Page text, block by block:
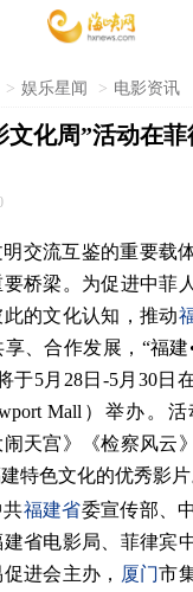
> 娱乐星闻 > 电影资讯
文化周”活动在
交流互鉴的重要载
桥梁。为促进中菲
的文化认知，推动
、合作发展，“福建
于5月28日-5月30日
Mall）举办。
闹天宫》《检察风云
特色文化的优秀影片
福建省委宣传部、
省电影局、菲律宾
进会主办， 厦门市